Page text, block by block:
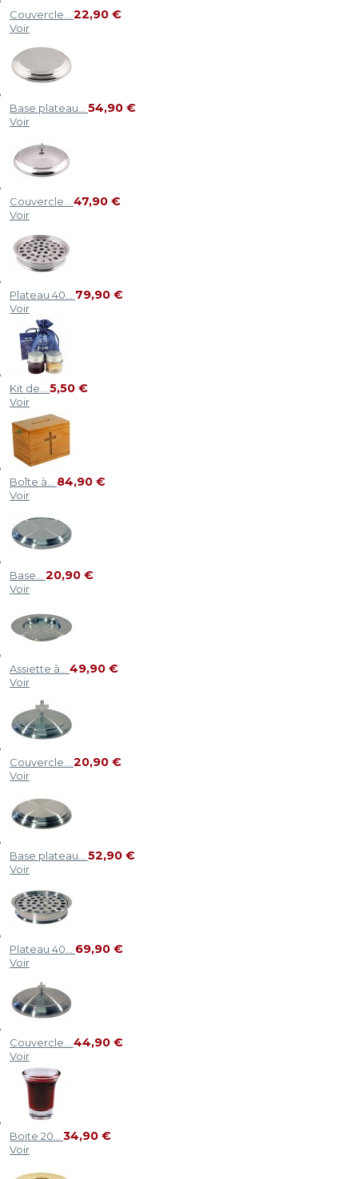
Couvercle... 22,90 €
Voir
Base plateau... 54,90 €
Voir
Couvercle... 47,90 €
Voir
Plateau 40... 79,90 €
Voir
Kit de... 5,50 €
Voir
Boîte à... 84,90 €
Voir
Base... 20,90 €
Voir
Assiette à... 49,90 €
Voir
Couvercle... 20,90 €
Voir
Base plateau... 52,90 €
Voir
Plateau 40... 69,90 €
Voir
Couvercle... 44,90 €
Voir
Boite 20... 34,90 €
Voir